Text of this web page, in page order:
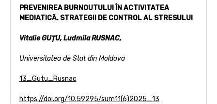
PREVENIREA BURNOUTULUI ÎN ACTIVITATEA
MEDIATICĂ. STRATEGII DE CONTROL AL STRESULUI
Vitalie GUȚU, Ludmila RUSNAC,
Universitatea de Stat din Moldova
13_Gutu_Rusnac
https://doi.org/10.59295/sum11(6)2025_13